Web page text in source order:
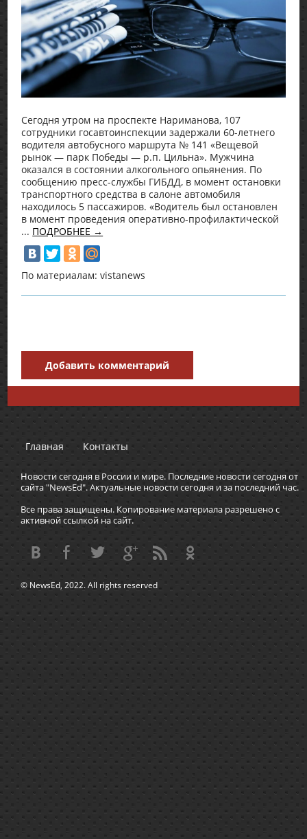
Сегодня утром на проспекте Нариманова, 107
сотрудники госавтоинспекции задержали 60-летнего
водителя автобусного маршрута № 141 «Вещевой
рынок — парк Победы — р.п. Цильна». Мужчина
оказался в состоянии алкогольного опьянения. По
сообщению пресс-службы ГИБДД, в момент остановки
транспортного средства в салоне автомобиля
находилось 5 пассажиров. «Водитель был остановлен
в момент проведения оперативно-профилактической
... ПОДРОБНЕЕ →
По материалам: vistanews
Добавить комментарий
Главная Контакты
Новости сегодня в России и мире. Последние новости сегодня от
сайта "NewsEd". Актуальные новости сегодня и за последний час.
Все права защищены. Копирование материала разрешено с
активной ссылкой на сайт.
© NewsEd, 2022. All rights reserved